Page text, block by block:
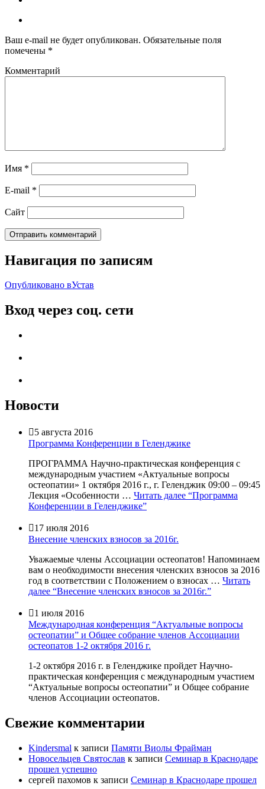
Ваш e-mail не будет опубликован. Обязательные поля
помечены *
Комментарий
Имя *
E-mail *
Сайт
Навигация по записям
Опубликовано вУстав
Вход через соц. сети
Новости
5 августа 2016
Программа Конференции в Геленджике
ПРОГРАММА Научно-практическая конференция с
международным участием «Актуальные вопросы
остеопатии» 1 октября 2016 г., г. Геленджик 09:00 – 09:45
Лекция «Особенности … Читать далее “Программа
Конференции в Геленджике”
17 июля 2016
Внесение членских взносов за 2016г.
Уважаемые члены Ассоциации остеопатов! Напоминаем
вам о необходимости внесения членских взносов за 2016
год в соответствии с Положением о взносах … Читать
далее “Внесение членских взносов за 2016г.”
1 июля 2016
Международная конференция “Актуальные вопросы
остеопатии” и Общее собрание членов Ассоциации
остеопатов 1-2 октября 2016 г.
1-2 октября 2016 г. в Геленджике пройдет Научно-
практическая конференция с международным участием
“Актуальные вопросы остеопатии” и Общее собрание
членов Ассоциации остеопатов.
Свежие комментарии
Kindersmal к записи Памяти Виолы Фрайман
Новосельцев Святослав к записи Семинар в Краснодаре
прошел успешно
сергей пахомов к записи Семинар в Краснодаре прошел